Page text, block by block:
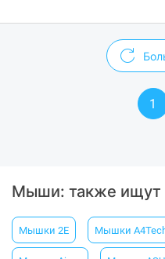
1
Мыши: также ищут
Мышки 2E Мышки